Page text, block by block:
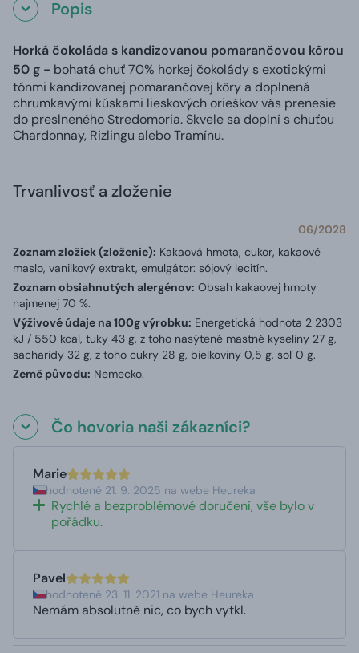
Popis
Horká čokoláda s kandizovanou pomarančovou kôrou
50 g - bohatá chuť 70% horkej čokolády s exotickými
tónmi kandizovanej pomarančovej kôry a doplnená
chrumkavými kúskami lieskových orieškov vás prenesie
do preslneného Stredomoria. Skvele sa doplní s chuťou
Chardonnay, Rizlingu alebo Tramínu.
Trvanlivosť a zloženie
06/2028
Zoznam zložiek (zloženie): Kakaová hmota, cukor, kakaové
maslo, vanilkový extrakt, emulgátor: sójový lecitín.
Zoznam obsiahnutých alergénov: Obsah kakaovej hmoty
najmenej 70 %.
Výživové údaje na 100g výrobku: Energetická hodnota 2 2303
kJ / 550 kcal, tuky 43 g, z toho nasýtené mastné kyseliny 27 g,
sacharidy 32 g, z toho cukry 28 g, bielkoviny 0,5 g, soľ 0 g.
Země původu: Nemecko.
Čo hovoria naši zákazníci?
Marie
hodnotené 21. 9. 2025 na webe Heureka
Rychlé a bezproblémové doručení, vše bylo v
pořádku.
Pavel
hodnotené 23. 11. 2021 na webe Heureka
Nemám absolutně nic, co bych vytkl.